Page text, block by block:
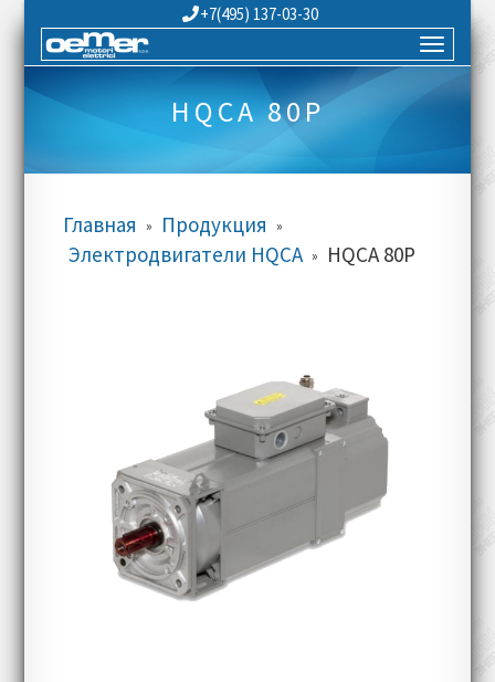
+7(495) 137-03-30
HQCA 80P
Главная » Продукция »
Электродвигатели HQCA » HQCA 80P